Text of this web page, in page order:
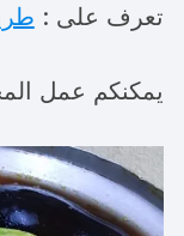
تعرف على :
يمكنكم عمل